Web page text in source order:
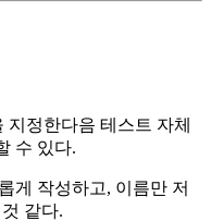
지정한다음 테스트 자체
수 있다.
게 작성하고, 이름만 저
같다.